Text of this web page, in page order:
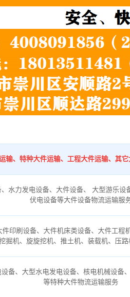
输、特种大件运输、工程大件运输、其它
水力发电设备、大件设备、 大型游乐
伏电设备等大件设备物流运输服
印刷设备、大件机床类设备、大件工程
掘机、旋旋挖机、推土机、装载机、压
备、大型水电发电设备、核电机械设备
等特种大件物流运输服务